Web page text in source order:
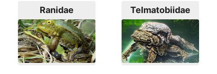
Ranidae Telmatobiidae